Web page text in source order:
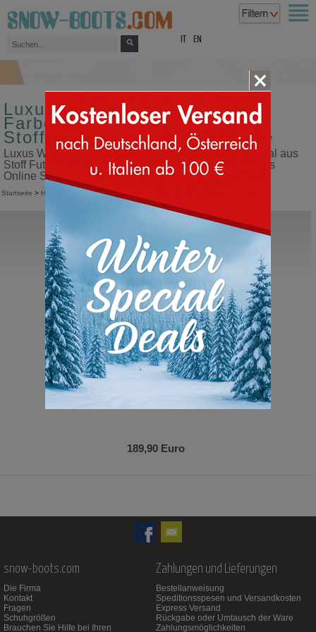
EN
Luxus Winterstiefel für Herren
Farbe grün Obermaterial aus
Stoff Futter aus Goretex Wolle
Luxus Winterstiefel für Herren Farbe grün Obermaterial aus
Stoff Futter aus Goretex Wolle in unserem Snow Boots
Online Shop kaufen
Startseite > Herren Schneestiefel>Luxus Winterstiefel
Argos GTX
Schneestiefel
189,90 Euro
snow-boots.com
Die Firma
Kontakt
Fragen
Schuhgrößen
Brauchen Sie Hilfe bei Ihren
Zahlungen und Lieferungen
Bestellanweisung
Speditionsspesen und Versandkosten
Express Versand
Rückgabe oder Umtausch der Ware
Zahlungsmöglichkeiten